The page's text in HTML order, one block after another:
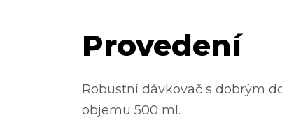
Provedení
Robustní dávkovač s dobrým
objemu 500 ml.